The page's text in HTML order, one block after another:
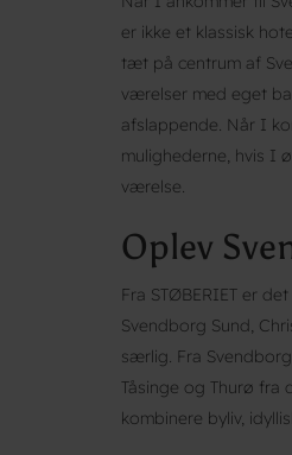
er ikke et klassisk
tæt på centrum af
værelser med eget
afslappende. Når I
mulighederne, hvis I
værelse.
Oplev
Fra STØBERIET er
Svendborg Sund,
særlig. Fra
Tåsinge og Thurø fra
kombinere byliv,